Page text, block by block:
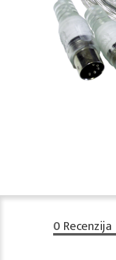
0 Recenzija